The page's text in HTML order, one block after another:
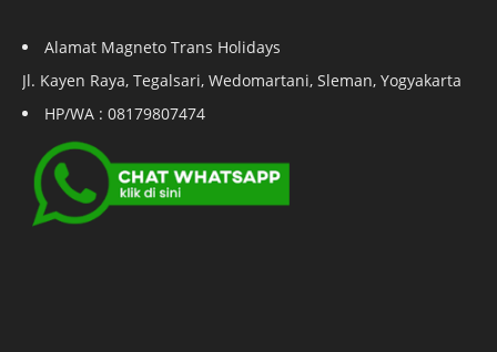
Alamat Magneto Trans Holidays
Jl. Kayen Raya, Tegalsari, Wedomartani, Sleman, Yogyakarta
HP/WA : 08179807474